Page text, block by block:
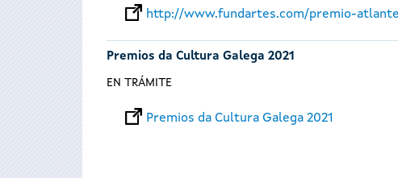
http://www.fundartes.com/premio-
Premios da Cultura Galega 2021
EN TRÁMITE
Premios da Cultura Galega 2021